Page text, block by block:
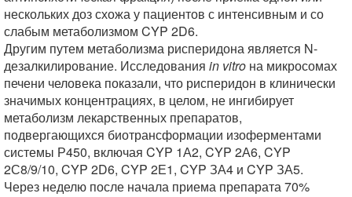
нескольких доз схожа у пациентов с интенсивным и со
слабым метаболизмом CYP 2D6.
Другим путем метаболизма рисперидона является N-
дезалкилирование. Исследования in vitro на микросомах
печени человека показали, что рисперидон в клинически
значимых концентрациях, в целом, не ингибирует
метаболизм лекарственных препаратов,
подвергающихся биотрансформации изоферментами
системы Р450, включая CYP 1А2, CYP 2А6, CYP
2С8/9/10, CYP 2D6, CYP 2Е1, CYP ЗА4 и CYP ЗА5.
Через неделю после начала приема препарата 70%